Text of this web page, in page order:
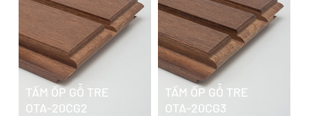
TẤM ỐP GỖ TRE
OTA-20CG2
TẤM ỐP GỖ TRE
OTA-20CG3